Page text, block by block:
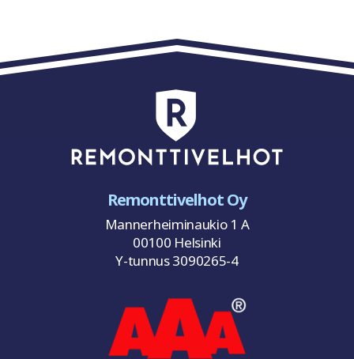
Remonttivelhot Oy
Mannerheiminaukio 1 A
00100 Helsinki
Y-tunnus 3090265-4